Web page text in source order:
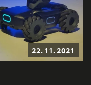
22. 11. 2021